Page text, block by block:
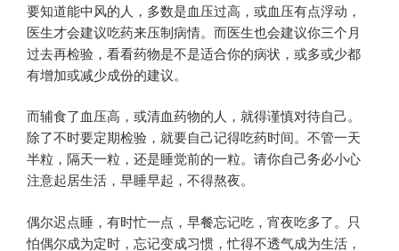
要知道能中风的人，多数是血压过高，或血压有点浮动，
医生才会建议吃药来压制病情。而医生也会建议你三个月
过去再检验，看看药物是不是适合你的病状，或多或少都
有增加或减少成份的建议。
而辅食了血压高，或清血药物的人，就得谨慎对待自己。
除了不时要定期检验，就要自己记得吃药时间。不管一天
半粒，隔天一粒，还是睡觉前的一粒。请你自己务必小心
注意起居生活，早睡早起，不得熬夜。
偶尔迟点睡，有时忙一点，早餐忘记吃，宵夜吃多了。只
怕偶尔成为定时，忘记变成习惯，忙得不透气成为生活，